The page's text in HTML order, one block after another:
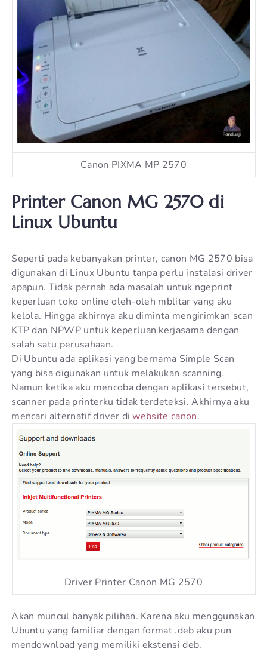
Canon PIXMA MP 2570
Printer Canon MG 2570 di
Linux Ubuntu
Seperti pada kebanyakan printer, canon MG 2570 bisa
digunakan di Linux Ubuntu tanpa perlu instalasi driver
apapun. Tidak pernah ada masalah untuk ngeprint
keperluan toko online oleh-oleh mblitar yang aku
kelola. Hingga akhirnya aku diminta mengirimkan scan
KTP dan NPWP untuk keperluan kerjasama dengan
salah satu perusahaan.
Di Ubuntu ada aplikasi yang bernama Simple Scan
yang bisa digunakan untuk melakukan scanning.
Namun ketika aku mencoba dengan aplikasi tersebut,
scanner pada printerku tidak terdeteksi. Akhirnya aku
mencari alternatif driver diwebsite canon.
Driver Printer Canon MG 2570
Akan muncul banyak pilihan. Karena aku menggunakan
Ubuntu yang familiar dengan format .deb aku pun
mendownload yang memiliki ekstensi deb.